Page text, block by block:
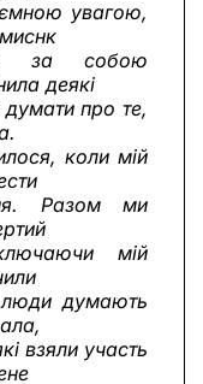
увагою,
за собою
деякі
про те,
коли мій
Разом ми
мій
думають
взяли участь